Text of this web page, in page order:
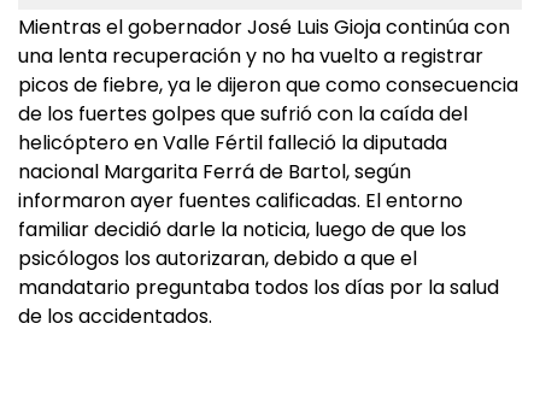
Mientras el gobernador José Luis Gioja continúa con
una lenta recuperación y no ha vuelto a registrar
picos de fiebre, ya le dijeron que como consecuencia
de los fuertes golpes que sufrió con la caída del
helicóptero en Valle Fértil falleció la diputada
nacional Margarita Ferrá de Bartol, según
informaron ayer fuentes calificadas. El entorno
familiar decidió darle la noticia, luego de que los
psicólogos los autorizaran, debido a que el
mandatario preguntaba todos los días por la salud
de los accidentados.